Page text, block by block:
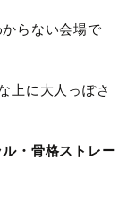
らない会場で
上に大人っぽさ
・骨格ストレー